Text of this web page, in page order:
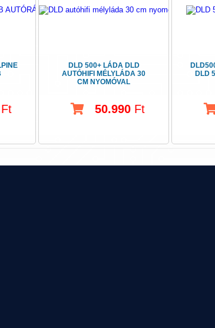
Ft
DLD 500+ LÁDA DLD
AUTÓHIFI MÉLYLÁDA 30
CM NYOMÓVAL
50.990 Ft
DLD